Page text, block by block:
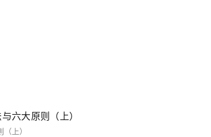
六大原则（上）
上）